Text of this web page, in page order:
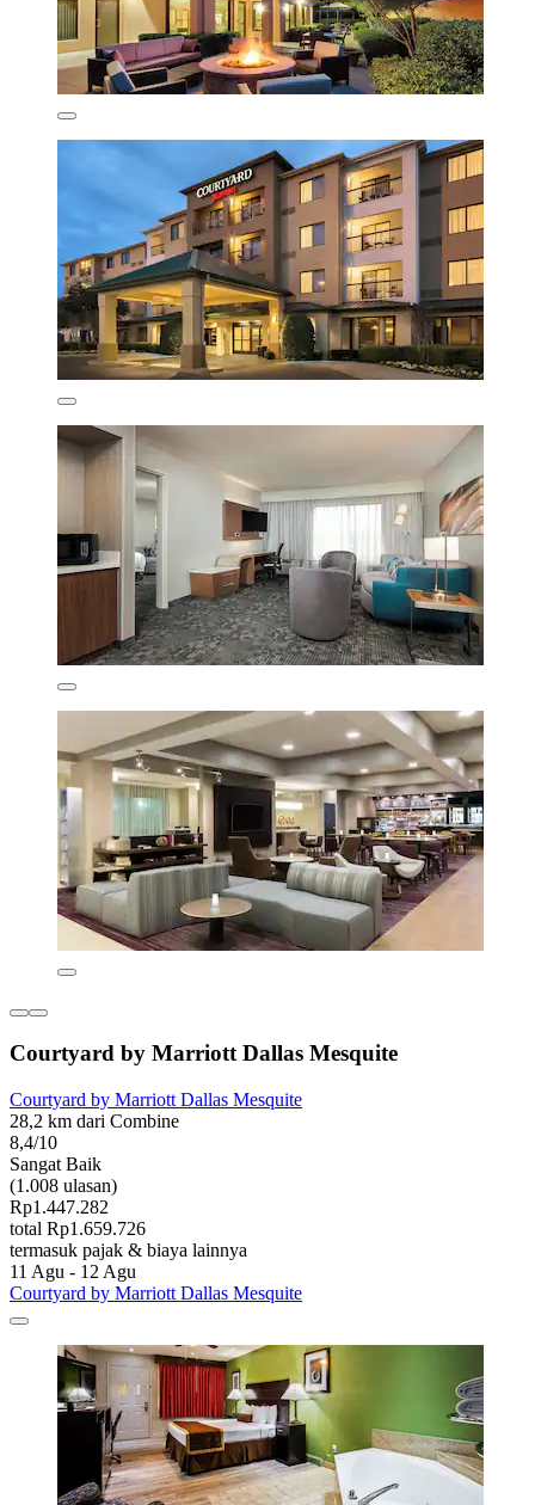
Courtyard by Marriott Dallas Mesquite
Courtyard by Marriott Dallas Mesquite
28,2 km dari Combine
8,4/10
Sangat Baik
(1.008 ulasan)
Rp1.447.282
total Rp1.659.726
termasuk pajak & biaya lainnya
11 Agu - 12 Agu
Courtyard by Marriott Dallas Mesquite